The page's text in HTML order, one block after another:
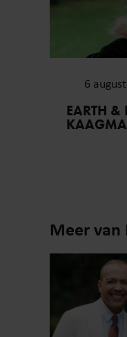
6
EARTH &
Meer van